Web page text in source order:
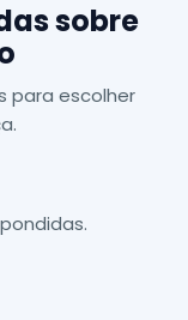
sobre
para escolher